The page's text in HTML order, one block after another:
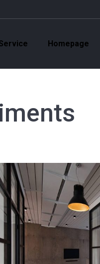
Homepage